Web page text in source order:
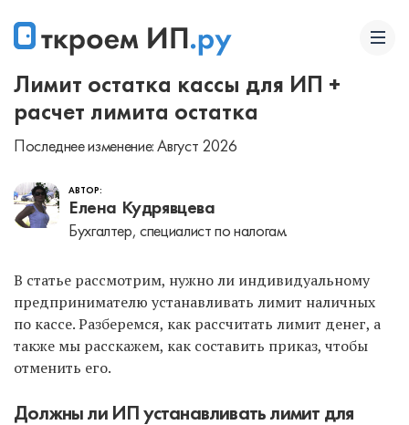
Лимит остатка кассы для ИП +
расчет лимита остатка
Последнее изменение: Август 2026
АВТОР:
Елена Кудрявцева
Бухгалтер, специалист по налогам.
В статье рассмотрим, нужно ли индивидуальному
предпринимателю устанавливать лимит наличных
по кассе. Разберемся, как рассчитать лимит денег, а
также мы расскажем, как составить приказ, чтобы
отменить его.
Должны ли ИП устанавливать лимит для